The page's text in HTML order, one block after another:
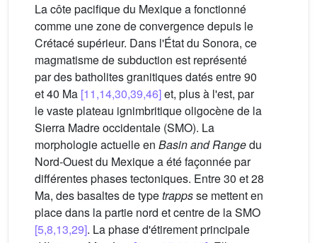
La côte pacifique du Mexique a fonctionné
comme une zone de convergence depuis le
Crétacé supérieur. Dans l'État du Sonora, ce
magmatisme de subduction est représenté
par des batholites granitiques datés entre 90
et 40 Ma [11,14,30,39,46]et, plus à l'est, par
le vaste plateau ignimbritique oligocène de la
Sierra Madre occidentale (SMO). La
morphologie actuelle en Basin and Rangedu
Nord-Ouest du Mexique a été façonnée par
différentes phases tectoniques. Entre 30 et 28
Ma, des basaltes de typetrappsse mettent en
place dans la partie nord et centre de la SMO
[5,8,13,29]. La phase d'étirement principale